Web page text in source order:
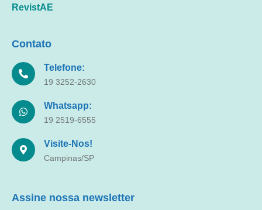
RevistAE
Contato
Telefone:
19 3252-2630
Whatsapp:
19 2519-6555
Visite-Nos!
Campinas/SP
Assine nossa newsletter